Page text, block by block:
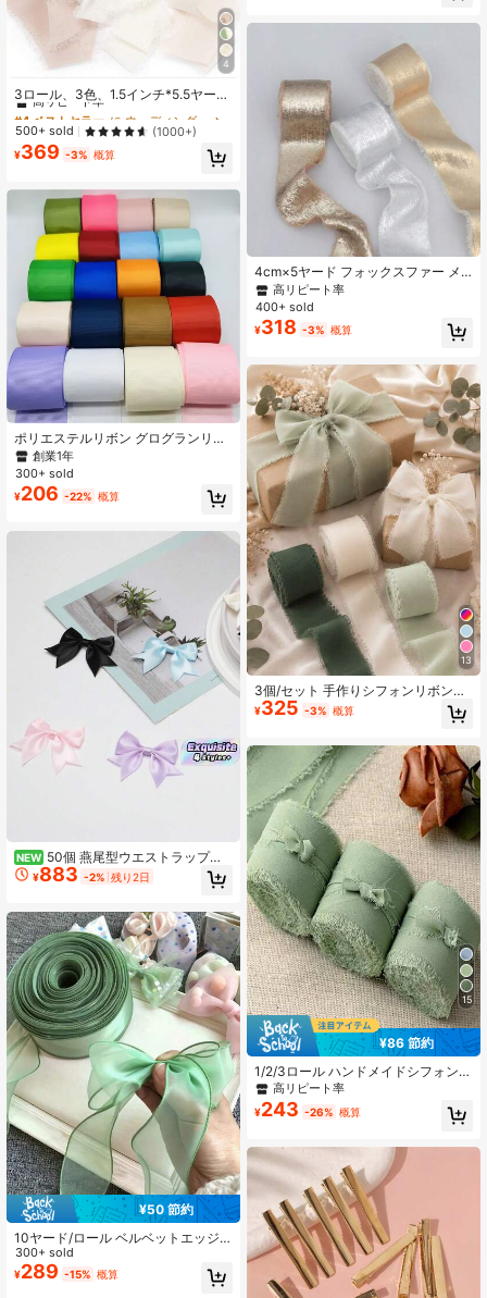
4
3ロール、3色、1.5インチ*5.5ヤード
高品質ハンドメイドエッジシフォン
リボン、ウェディング招待状、ブラ
イダルブーケ、ギフトラッピング、
DIYクラフトに適しています
#4 ベストセラー
高リピート率
#4 ベストセラー
高リピート率
#4 ベストセラー
高リピート率
#4 ベストセラー
に ウェディング ギフト包装用品
500+ sold (1000+)
¥369 -3% 概算
ポリエステルリボン グログランリボ
ン 5ヤード 38mm クリスマス 結婚式
の装飾、DIY ギフト包装、クリスマ
スの飾り付けに最適
創業1年
300+ sold
¥206 -22% 概算
NEW 50個 燕尾型ウエストラップリ
ボンアクセサリー、手作りDIY用品、
衣類、ヘアクリップ&あらゆる装飾品
¥883 -2% 残り2日
¥50 節約
10ヤード/ロール ベルベットエッジ
サテンリボン、無地滑らかなクラフ
トリボン、結婚式の花束、母の日&教
師の日のギフトラッピング、パーテ
300+ sold
¥289 -15% 概算
4cm×5ヤード フォックスファー メ
タリックトリムリボン 1巻、ランダ
ムカット端 Ins スタイルの花束、ウ
ェディングデコレーション、タッセ
ル&リボンアクセサリー用
高リピート率
400+ sold
¥318 -3% 概算
13
3個/セット 手作りシフォンリボンタ
ッセルセット(グリーンとクリーム) 1.
5インチ X 16.4フィート タッセルエ
式の装飾、フラワーブーケ、ブライ
ダルブーケ、ギフトラッピング、手
芸、ホリデーパーティーの装飾に適
しています
¥325 -3% 概算
15
¥86 節約
1/2/3ロール ハンドメイドシフォンリ
ボンタッセル、1.5インチ×16.4フィ
ート、フリンジエッジ、ウェディン
グ招待状、ブライダルブーケ、ギフ
デコレーション、グリーン、バレン
タインデーパーティー用品、ブライ
ダルブーケギフトラッピング、ウェ
ディングデコレーションクラフトに
使用可能
高リピート率
¥243 -26% 概算